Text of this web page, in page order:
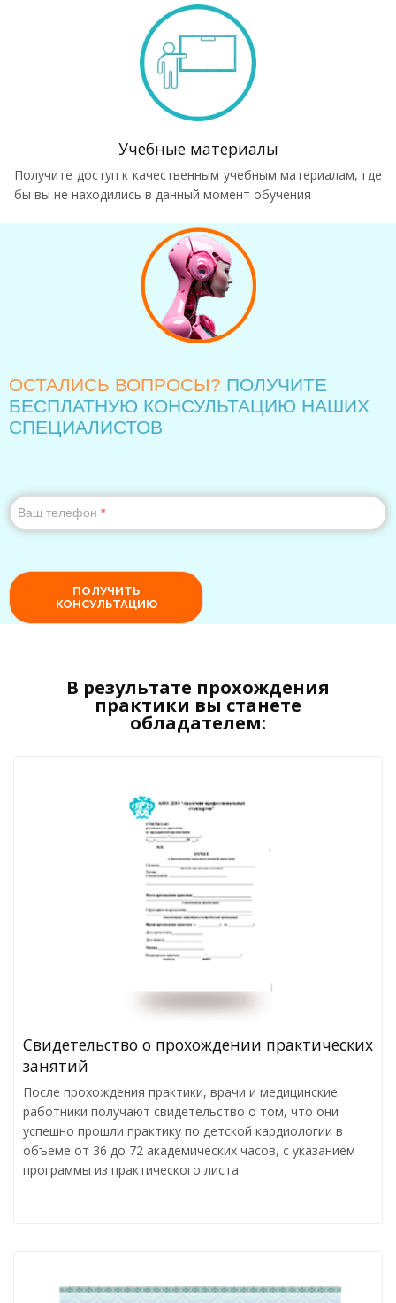
Учебные материалы
Получите доступ к качественным учебным материалам, где
бы вы не находились в данный момент обучения
В результате прохождения
практики вы станете
обладателем:
Свидетельство о прохождении практических
занятий
После прохождения практики, врачи и медицинские
работники получают свидетельство о том, что они
успешно прошли практику по детской кардиологии в
объеме от 36 до 72 академических часов, с указанием
программы из практического листа.